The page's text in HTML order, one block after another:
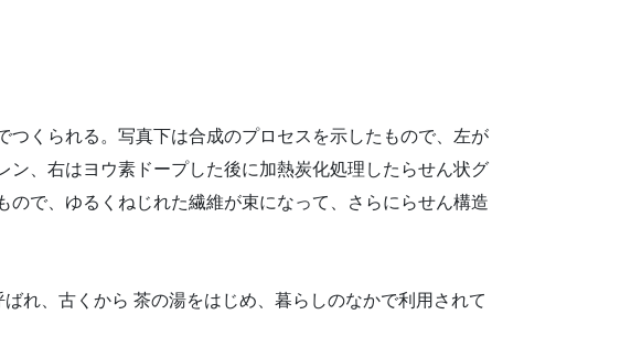
くられる。写真下は合成のプロセスを示したもので、左が
、右はヨウ素ドープした後に加熱炭化処理したらせん状グ
で、ゆるくねじれた繊維が束になって、さらにらせん構造
れ、古くから 茶の湯をはじめ、暮らしのなかで利用されて